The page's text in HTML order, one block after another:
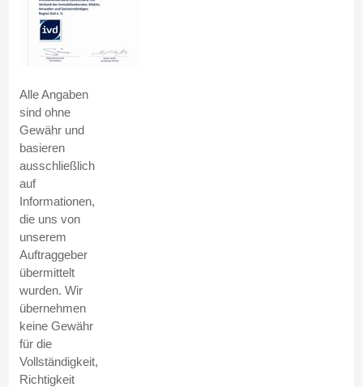
Alle Angaben
sind ohne
Gewähr und
basieren
ausschließlich
auf
Informationen,
die uns von
unserem
Auftraggeber
übermittelt
wurden. Wir
übernehmen
keine Gewähr
für die
Vollständigkeit,
Richtigkeit